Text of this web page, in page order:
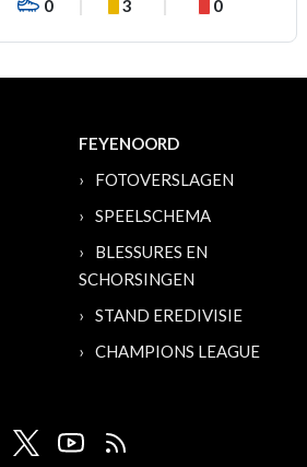
0 3 0
FEYENOORD
FOTOVERSLAGEN
SPEELSCHEMA
BLESSURES EN
SCHORSINGEN
STAND EREDIVISIE
CHAMPIONS LEAGUE